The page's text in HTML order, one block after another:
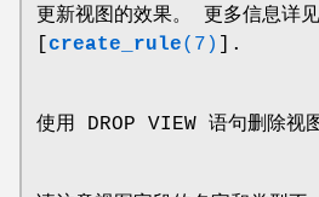
更新视图的效果。 更多信息详
create_rule(7) ].
使用 DROP VIEW 语句删除视